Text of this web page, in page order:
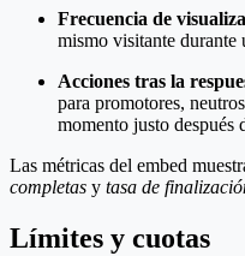
Frecuencia de
mismo visitante durante
Acciones tras la
para promotores,
momento justo después
Las métricas del embed
completas y tasa de
Límites y cuotas